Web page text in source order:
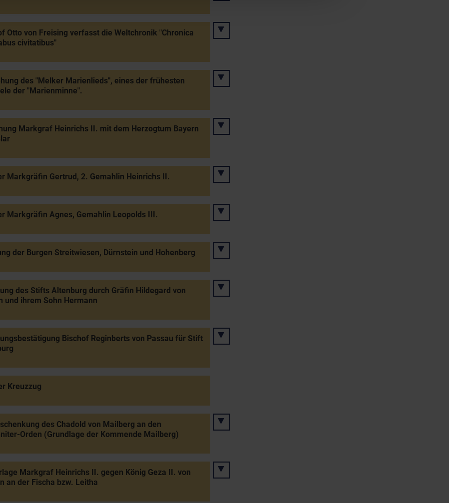
Otto von Freising verfasst die Weltchronik "Chronica
civitatibus"
des "Melker Marienlieds", eines der frühesten
der "Marienminne".
Markgraf Heinrichs II. mit dem Herzogtum Bayern
Markgräfin Gertrud, 2. Gemahlin Heinrichs II.
Markgräfin Agnes, Gemahlin Leopolds III.
der Burgen Streitwiesen, Dürnstein und Hohenberg
des Stifts Altenburg durch Gräfin Hildegard von
und ihrem Sohn Hermann
Bischof Reginberts von Passau für Stift
Kreuzzug
des Chadold von Mailberg an den
Orden (Grundlage der Kommende Mailberg)
Markgraf Heinrichs II. gegen König Geza II. von
an der Fischa bzw. Leitha